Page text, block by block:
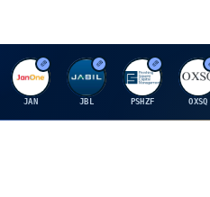
J
JAN
J
JBL
P
PSHZF
O
OXSQ